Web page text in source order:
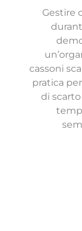
Gestire
cassoni
pratica
di